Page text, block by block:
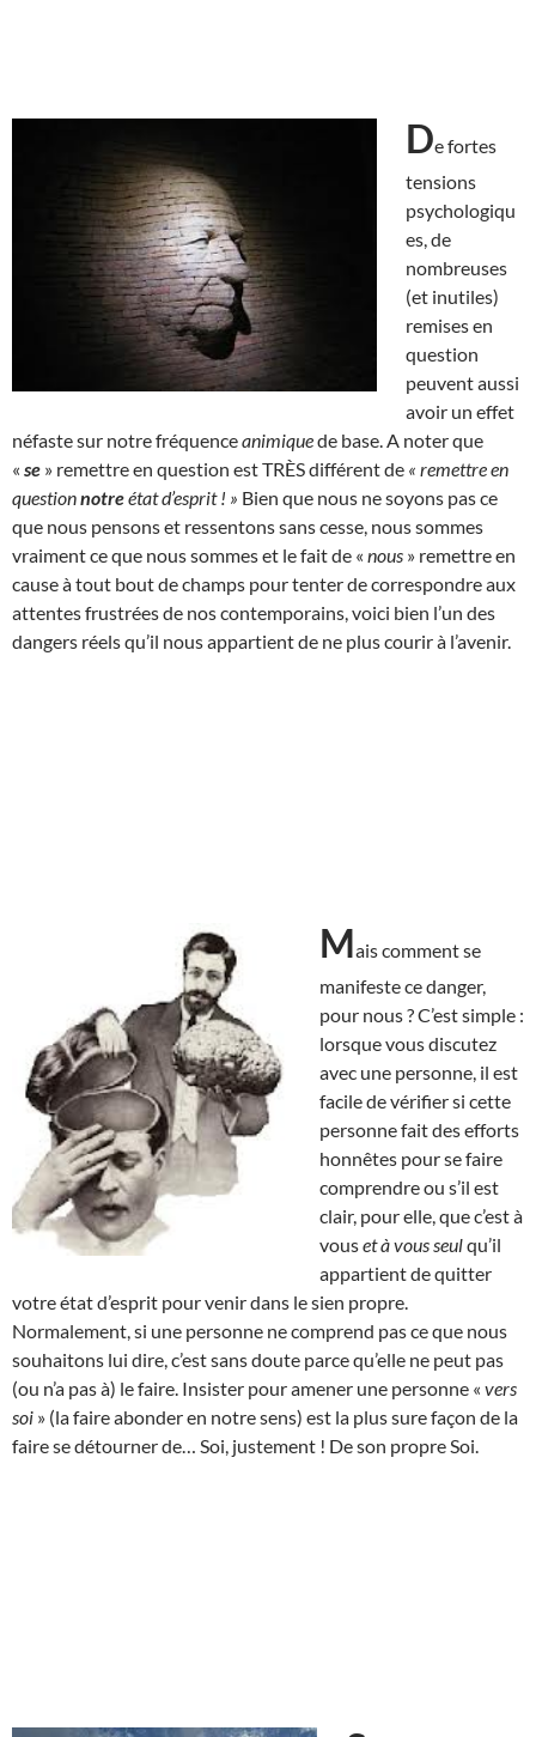
De fortes
tensions
psychologiqu
es, de
nombreuses
(et inutiles)
remises en
question
peuvent aussi
avoir un effet
néfaste sur notre fréquenceanimiquede base. A noter que
« se » remettre en question est TRÈS différent de « remettre en
questionnotreétat d’esprit ! » Bien que nous ne soyons pas ce
que nous pensons et ressentons sans cesse, nous sommes
vraiment ce que nous sommes et le fait de « nous » remettre en
cause à tout bout de champs pour tenter de correspondre aux
attentes frustrées de nos contemporains, voici bien l’un des
dangers réels qu’il nous appartient de ne plus courir à l’avenir.
Mais comment se
manifeste ce danger,
pour nous ? C’est simple :
lorsque vous discutez
avec une personne, il est
facile de vérifier si cette
personne fait des efforts
honnêtes pour se faire
comprendre ou s’il est
clair, pour elle, que c’est à
vouset à vous seulqu’il
appartient de quitter
votre état d’esprit pour venir dans le sien propre.
Normalement, si une personne ne comprend pas ce que nous
souhaitons lui dire, c’est sans doute parce qu’elle ne peut pas
(ou n’a pas à) le faire. Insister pour amener une personne « vers
soi » (la faire abonder en notre sens) est la plus sure façon de la
faire se détourner de… Soi, justement ! De son propre Soi.